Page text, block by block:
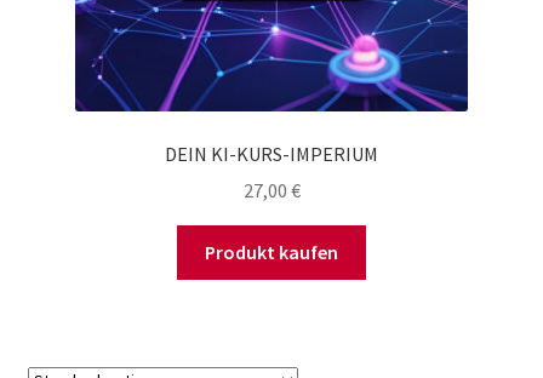
DEIN KI-KURS-IMPERIUM
27,00 €
Produkt kaufen